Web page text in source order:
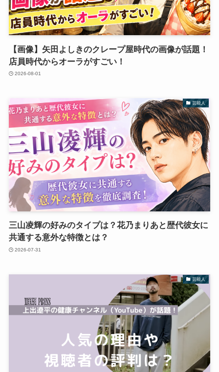
【画像】矢田よしきのクレープ屋時代の画像が話題！
店員時代からオーラがすごい！
2026-08-01
芸能人
三山凌輝の好みのタイプは？花乃まりあと歴代彼女に
共通する意外な特徴とは？
2026-07-31
芸能人